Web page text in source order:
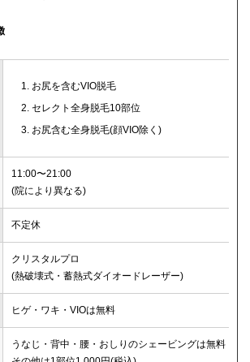
お尻を含むVIO脱毛
セレクト全身脱毛10部位
お尻含む全身脱毛(顔VIO除く)
11:00〜21:00
(院により異なる)
不定休
クリスタルプロ
(熱破壊式・蓄熱式ダイオードレーザー)
ヒゲ・ワキ・VIOは無料
うなじ・背中・腰・おしりのシェービングは無料